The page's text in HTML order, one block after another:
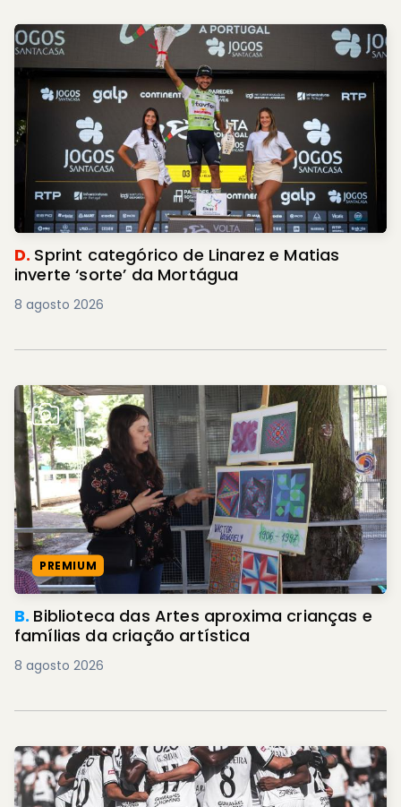
D. Sprint categórico de Linarez e Matias
inverte ‘sorte’ da Mortágua
8 agosto 2026
PREMIUM
B. Biblioteca das Artes aproxima crianças e
famílias da criação artística
8 agosto 2026